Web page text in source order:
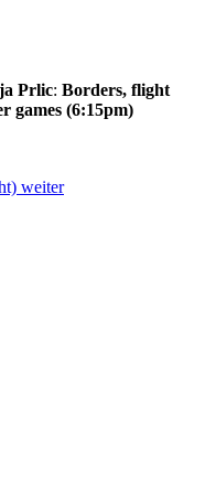
Prlic: Borders, flight
games (6:15pm)
weiter